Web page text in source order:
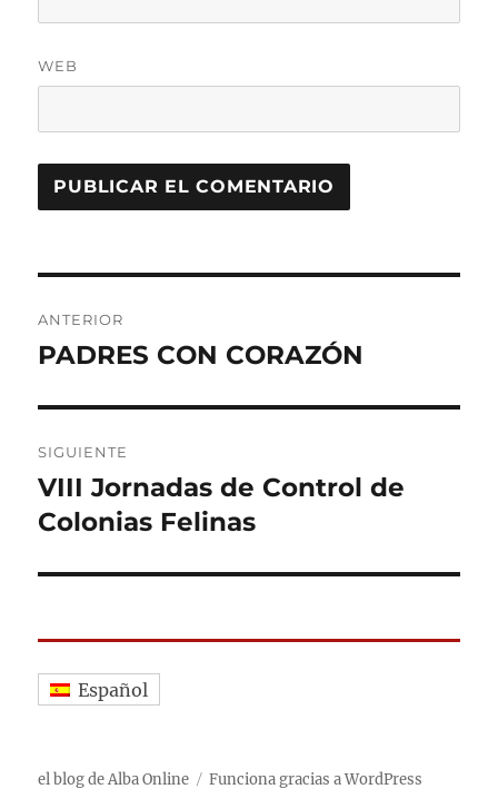
WEB
de
ANTERIOR
Entrada
PADRES CON CORAZÓN
SIGUIENTE
Entrada
siguiente:
VIII Jornadas de Control de
Colonias Felinas
Español
el blog de Alba Online Funciona gracias a WordPress